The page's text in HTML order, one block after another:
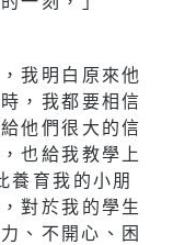
我明白原來他
，我都要相信
他們很大的信
也給我教學上
養育我的小朋
對於我的學生
、不開心、困